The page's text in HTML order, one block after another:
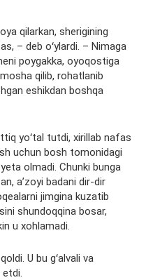
qilarkan, sherigining
– deb oʻylardi. – Nimaga
poygakka, oyoqostiga
qilib, rohatlanib
eshikdan boshqa
yoʻtal tutdi, xirillab nafas
uchun bosh tomonidagi
olmadi. Chunki bunga
aʼzoyi badani dir-dir
jimgina kuzatib
shundoqqina bosar,
u xohlamadi.
U bu gʻalvali va